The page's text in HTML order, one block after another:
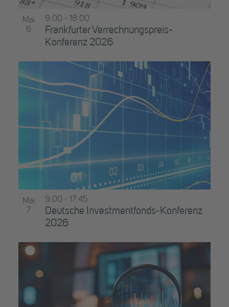
Mai
6
Frankfurter Verrechnungspreis-
Konferenz 2026
9:00 - 18:00
Mai
7
Deutsche Investmentfonds-Konferenz
2026
9:00 - 17:45